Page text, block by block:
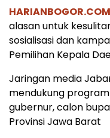
HARIANBOGOR.COM
alasan untuk
sosialisasi dan
Pemilihan Kepala
Jaringan media
mendukung
gubernur, calon
Provinsi Jawa Barat